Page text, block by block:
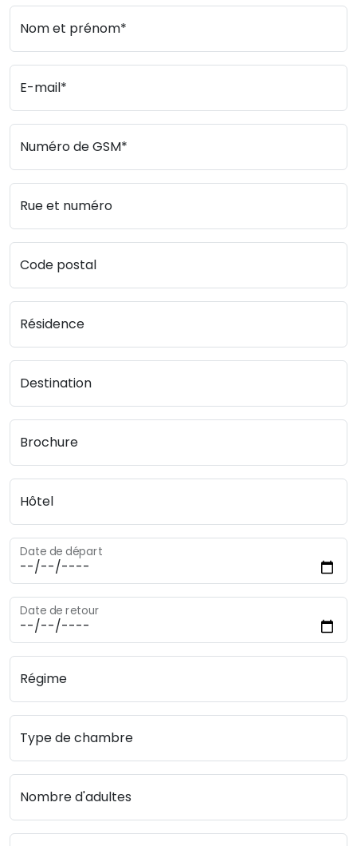
Nom et prénom*
E-mail*
Numéro de GSM*
Rue et numéro
Code postal
Résidence
Destination
Brochure
Hôtel
Date de départ
Date de retour
Régime
Type de chambre
Nombre d'adultes